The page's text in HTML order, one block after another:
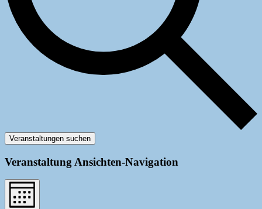
Veranstaltungen suchen
Veranstaltung Ansichten-Navigation